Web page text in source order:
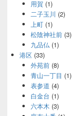
用賀 (1)
二子玉川 (2)
上町(1)
松陰神社前(3)
九品仏 (1)
港区 (33)
外苑前(8)
青山一丁目 (1)
表参道 (4)
白金台 (1)
六本木 (3)